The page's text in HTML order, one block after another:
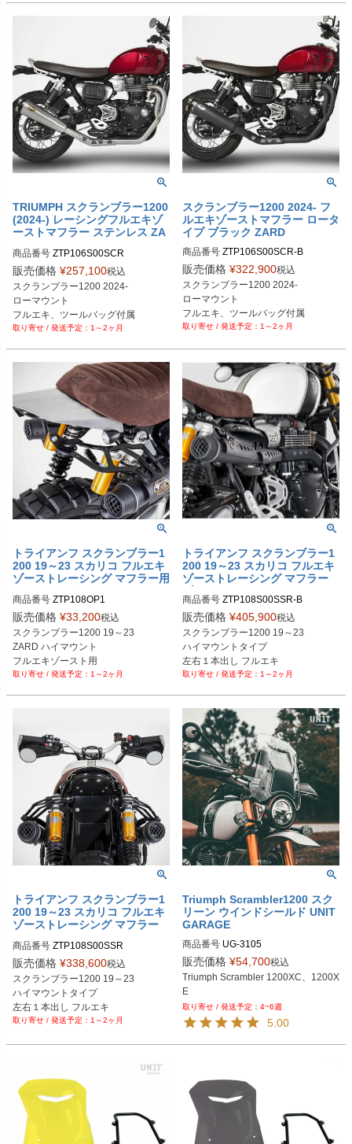
TRIUMPH スクランブラー1200
(2024-) レーシングフルエキゾ
ーストマフラー ステンレス ZA
商品番号 ZTP106S00SCR
販売価格 ¥257,100税込
スクランブラー1200 2024-
ローマウント
フルエキ、ツールバッグ付属
サテンカラー
1～2ヶ月
スクランブラー1200 2024- フ
ルエキゾーストマフラー ロータ
イプ ブラック ZARD
商品番号 ZTP106S00SCR-B
販売価格 ¥322,900税込
スクランブラー1200 2024-
ローマウント
フルエキ、ツールバッグ付属
ブラック
1～2ヶ月
トライアンフ スクランブラー1
200 19～23 スカリコ フルエキ
ゾーストレーシング マフラー用
商品番号 ZTP108OP1
販売価格 ¥33,200税込
スクランブラー1200 19～23
ZARD ハイマウント
フルエキゾースト用
サイドバッグラック 1～2ヶ月
トライアンフ スクランブラー1
200 19～23 スカリコ フルエキ
ゾーストレーシング マフラー
商品番号 ZTP108S00SSR-B
販売価格 ¥405,900税込
スクランブラー1200 19～23
ハイマウントタイプ
左右１本出し フルエキ
レースタイプ
1～2ヶ月
トライアンフ スクランブラー1
200 19～23 スカリコ フルエキ
ゾーストレーシング マフラー
商品番号 ZTP108S00SSR
販売価格 ¥338,600税込
スクランブラー1200 19～23
ハイマウントタイプ
左右１本出し フルエキ
レースタイプ
1～2ヶ月
Triumph Scrambler1200 スク
リーン ウインドシールド UNIT
GARAGE
商品番号 UG-3105
M型番：3105
販売価格 ¥54,700税込
Triumph Scrambler 1200XC、1200X
E
4~6週
5.00